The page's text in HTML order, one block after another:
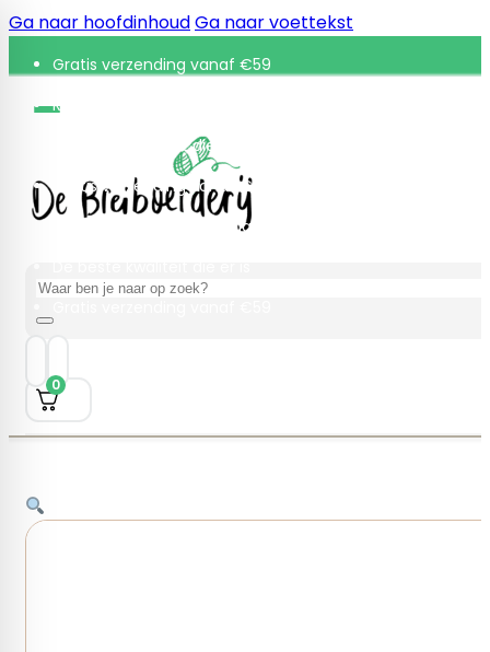
Ga naar hoofdinhoudGa naar voettekst
Gratis verzending vanaf €59
Retourneren binnen 30 dagen
De beste kwaliteit die er is
Gratis verzending vanaf €59
Retourneren binnen 30 dagen
Zoeken
0